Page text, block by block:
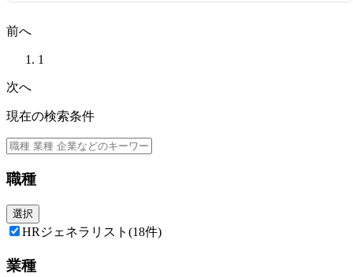
ess needs into understandable requirements
High business level of English
e preferred.
前へ
1
次へ
現在の検索条件
職種
選択
HRジェネラリスト (18件)
業種